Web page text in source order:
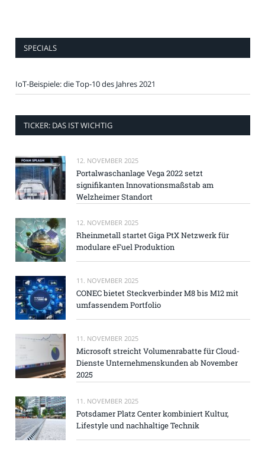
SPECIALS
IoT-Beispiele: die Top-10 des Jahres 2021
TICKER: DAS IST WICHTIG
12. NOVEMBER 2025
Portalwaschanlage Vega 2022 setzt
signifikanten Innovationsmaßstab am
Welzheimer Standort
12. NOVEMBER 2025
Rheinmetall startet Giga PtX Netzwerk für
modulare eFuel Produktion
11. NOVEMBER 2025
CONEC bietet Steckverbinder M8 bis M12 mit
umfassendem Portfolio
11. NOVEMBER 2025
Microsoft streicht Volumenrabatte für Cloud-
Dienste Unternehmenskunden ab November
2025
11. NOVEMBER 2025
Potsdamer Platz Center kombiniert Kultur,
Lifestyle und nachhaltige Technik